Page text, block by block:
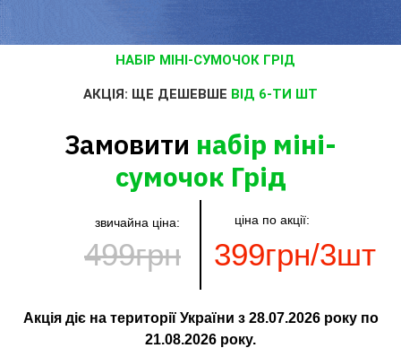
НАБІР МІНІ-СУМОЧОК ГРІД
АКЦІЯ: ЩЕ ДЕШЕВШЕ ВІД 6-ТИ ШТ
Замовити набір міні-
сумочок Грід
звичайна ціна:
499грн 399грн/3шт
ціна по акції:
Акція діє на території України з 28.07.2026року по
21.08.2026 року.